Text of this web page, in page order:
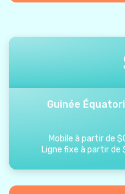
Guinée
Mobile à partir de $
Ligne fixe à partir de